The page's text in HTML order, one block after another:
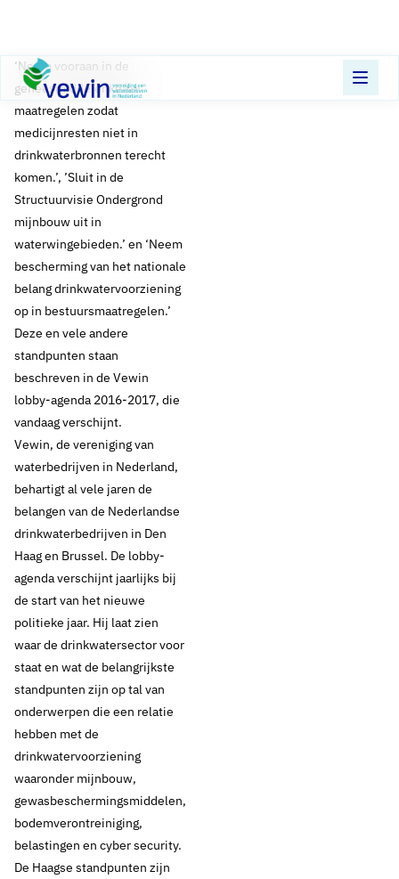
Direct naar content
Terug naar de startpagina
Drinkwatersector
publiceert lobby-
punten nieuwe
politieke jaar
21 september 2016 Nieuws
Thema's:
Geen thema
​​‘Neem vooraan in de
geneesmiddelenketen
maatregelen zodat
medicijnresten niet in
drinkwaterbronnen terecht
komen.’, ’Sluit in de
Structuurvisie Ondergrond
mijnbouw uit in
waterwingebieden.’ en ‘Neem
bescherming van het nationale
belang drinkwatervoorziening
op in bestuursmaatregelen.’
Deze en vele andere
standpunten staan
beschreven in de Vewin
lobby-agenda 2016-2017, die
vandaag verschijnt.
Vewin, de vereniging van
waterbedrijven in Nederland,
behartigt al vele jaren de
belangen van de Nederlandse
drinkwaterbedrijven in Den
Haag en Brussel. De lobby-
agenda verschijnt jaarlijks bij
de start van het nieuwe
politieke jaar. Hij laat zien
waar de drinkwatersector voor
staat en wat de belangrijkste
standpunten zijn op tal van
onderwerpen die een relatie
hebben met de
drinkwatervoorziening
waaronder mijnbouw,
gewasbeschermingsmiddelen,
bodemverontreiniging,
belastingen en cyber security.
De Haagse standpunten zijn